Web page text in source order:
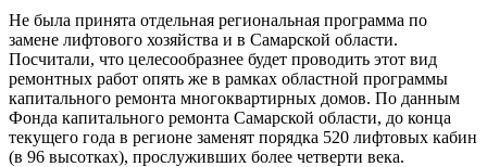
Не была принята отдельная региональная программа по
замене лифтового хозяйства и в Самарской области.
Посчитали, что целесообразнее будет проводить этот вид
ремонтных работ опять же в рамках областной программы
капитального ремонта многоквартирных домов. По данным
Фонда капитального ремонта Самарской области, до конца
текущего года в регионе заменят порядка 520 лифтовых кабин
(в 96 высотках), прослуживших более четверти века.